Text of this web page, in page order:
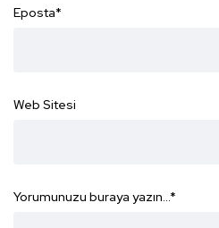
Eposta*
Web Sitesi
Yorumunuzu buraya yazın...*